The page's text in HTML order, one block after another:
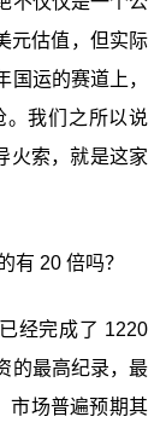
元估值，但实际
国运的赛道上，
。我们之所以说
火索，就是这家
有 20 倍吗？
经完成了 1220
的最高纪录，最
市场普遍预期其